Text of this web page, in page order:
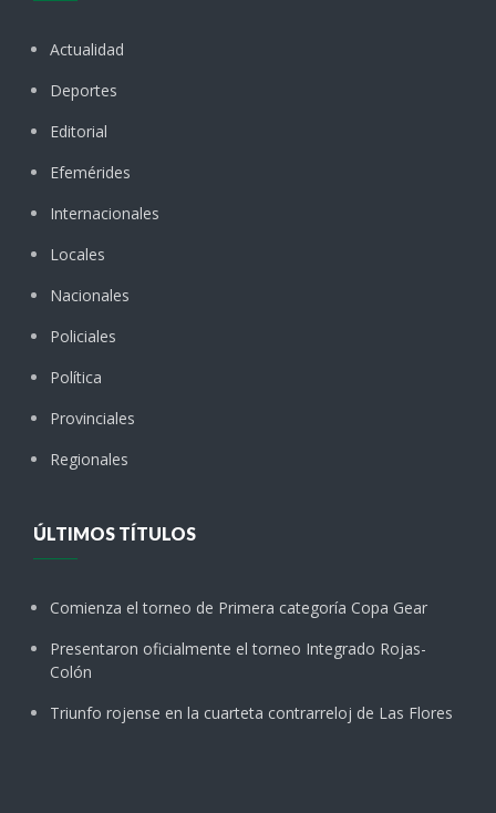
Actualidad
Deportes
Editorial
Efemérides
Internacionales
Locales
Nacionales
Policiales
Política
Provinciales
Regionales
ÚLTIMOS TÍTULOS
Comienza el torneo de Primera categoría Copa Gear
Presentaron oficialmente el torneo Integrado Rojas-
Colón
Triunfo rojense en la cuarteta contrarreloj de Las Flores